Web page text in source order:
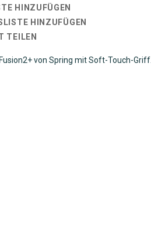
HINZUFÜGEN
HINZUFÜGEN
TEILEN
von Spring mit Soft-Touch-Griff.